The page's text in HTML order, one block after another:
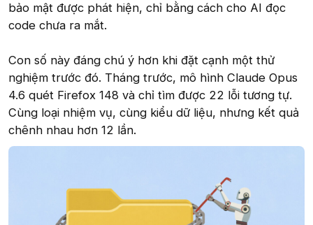
bảo mật được phát hiện, chỉ bằng cách cho AI đọc
code chưa ra mắt.
Con số này đáng chú ý hơn khi đặt cạnh một thử
nghiệm trước đó. Tháng trước, mô hình Claude Opus
4.6 quét Firefox 148 và chỉ tìm được 22 lỗi tương tự.
Cùng loại nhiệm vụ, cùng kiểu dữ liệu, nhưng kết quả
chênh nhau hơn 12 lần.